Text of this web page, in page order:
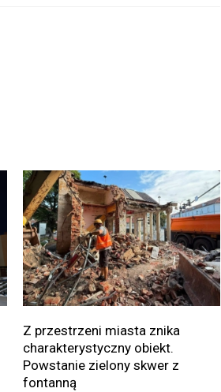
Z przestrzeni miasta znika
charakterystyczny obiekt.
Powstanie zielony skwer z
fontanną